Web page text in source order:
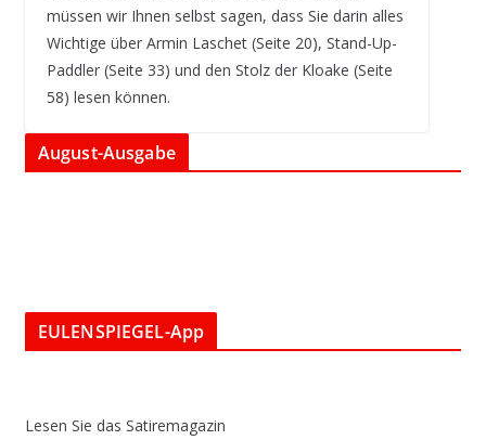
müssen wir Ihnen selbst sagen, dass Sie darin alles
Wichtige über Armin Laschet (Seite 20), Stand-Up-
Paddler (Seite 33) und den Stolz der Kloake (Seite
58) lesen können.
August-Ausgabe
EULENSPIEGEL-App
Lesen Sie das Satiremagazin